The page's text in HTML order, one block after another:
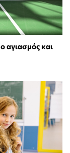
αγιασμός και